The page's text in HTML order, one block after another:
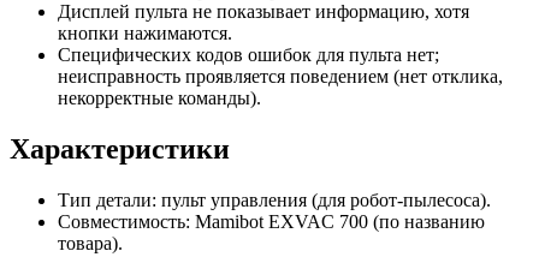
Дисплей пульта не показывает информацию, хотя
кнопки нажимаются.
Специфических кодов ошибок для пульта нет;
неисправность проявляется поведением (нет отклика,
некорректные команды).
Характеристики
Тип детали: пульт управления (для робот-пылесоса).
Совместимость: Mamibot EXVAC 700 (по названию
товара).